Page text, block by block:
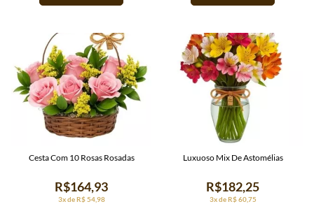
3x de R$ 54,98
R$164,93
Cesta Com 10 Rosas Rosadas
3x de R$ 60,75
R$182,25
Luxuoso Mix De Astomélias